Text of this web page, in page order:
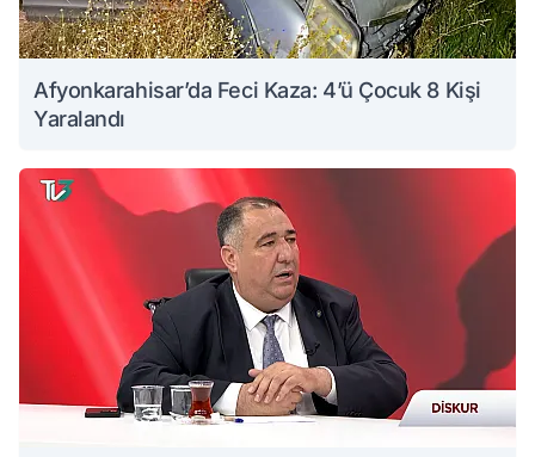
Afyonkarahisar’da Feci Kaza: 4’ü Çocuk 8 Kişi
Yaralandı